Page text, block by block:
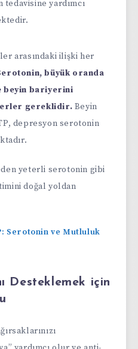
yardımcı
arasındaki ilişki her
büyük oranda
beyin bariyerini
gereklidir. Beyin
depresyon serotonin
yeterli serotonin gibi
doğal yoldan
Serotonin ve Mutluluk
Desteklemek için